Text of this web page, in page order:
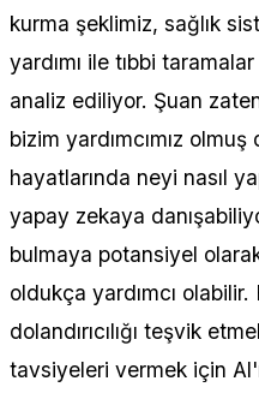
kurma şeklimiz, sağlık
yardımı ile tıbbi
analiz ediliyor. Şuan
bizim yardımcımız
hayatlarında neyi nasıl
yapay zekaya
bulmaya potansiyel
oldukça yardımcı
dolandırıcılığı teşvik
tavsiyeleri vermek için